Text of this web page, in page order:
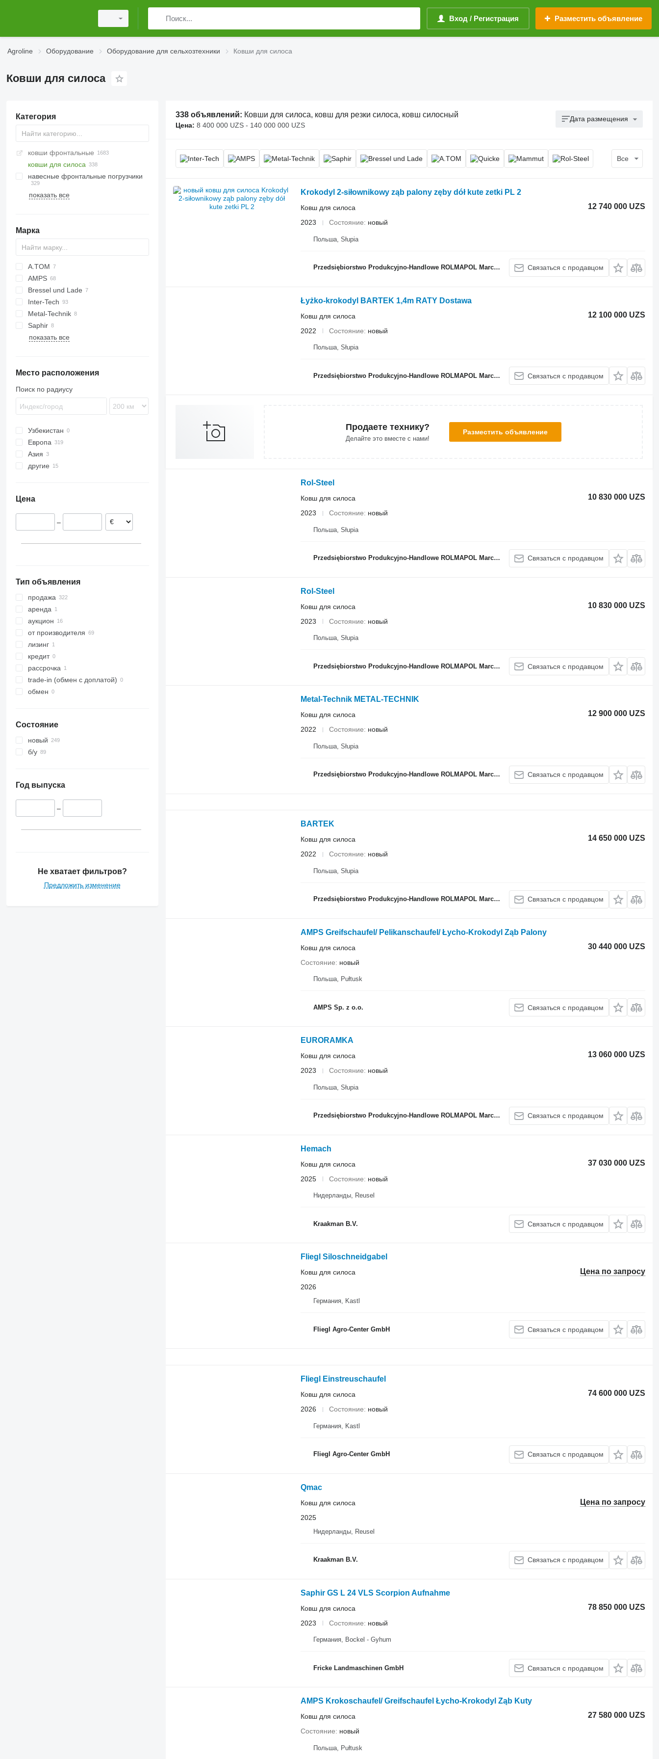
Вход / Регистрация Разместить объявление
Agroline Оборудование Оборудование для сельхозтехники Ковши для силоса
Ковши для силоса
Категория
ковши фронтальные
ковши для силоса
навесные фронтальные погрузчики
показать все
Марка
A.TOM
AMPS
AZ
Bressel und Lade
CK
Scorpion
Inter-Tech
437
Metal-Technik
Saphir
L-series
показать все
Место расположения
Поиск по радиусу
Узбекистан
Европа
Германия
Норвегия
Венгрия
Азия
Турция
другие
Цена
–
Тип объявления
продажа
аренда
аукцион
от производителя
лизинг
кредит
рассрочка
trade-in (обмен с доплатой)
обмен
Состояние
новый
б/у
Год выпуска
–
Не хватает фильтров?
Предложить изменение
338 объявлений: Ковши для силоса, ковш для резки силоса, ковш силосный
Цена: 8 400 000 UZS - 140 000 000 UZS
Дата размещения
Все
Krokodyl 2-siłownikowy ząb palony zęby dół kute zetki PL 2
12 740 000 UZS
Ковш для силоса
2023
Состояние новый
Польша, Słupia
Przedsiębiorstwo Produkcyjno-Handlowe ROLMAPOL Marcin Dziekan Связаться с продавцом
Łyżko-krokodyl BARTEK 1,4m RATY Dostawa
12 100 000 UZS
Ковш для силоса
2022
Состояние новый
Польша, Słupia
Przedsiębiorstwo Produkcyjno-Handlowe ROLMAPOL Marcin Dziekan Связаться с продавцом
Продаете технику?
Делайте это вместе с нами!
Разместить объявление
Rol-Steel
10 830 000 UZS
Ковш для силоса
2023
Состояние новый
Польша, Słupia
Przedsiębiorstwo Produkcyjno-Handlowe ROLMAPOL Marcin Dziekan Связаться с продавцом
Rol-Steel
10 830 000 UZS
Ковш для силоса
2023
Состояние новый
Польша, Słupia
Przedsiębiorstwo Produkcyjno-Handlowe ROLMAPOL Marcin Dziekan Связаться с продавцом
Metal-Technik METAL-TECHNIK
12 900 000 UZS
Ковш для силоса
2022
Состояние новый
Польша, Słupia
Przedsiębiorstwo Produkcyjno-Handlowe ROLMAPOL Marcin Dziekan Связаться с продавцом
BARTEK
14 650 000 UZS
Ковш для силоса
2022
Состояние новый
Польша, Słupia
Przedsiębiorstwo Produkcyjno-Handlowe ROLMAPOL Marcin Dziekan Связаться с продавцом
AMPS Greifschaufel/ Pelikanschaufel/ Łycho-Krokodyl Ząb Palony
30 440 000 UZS
Ковш для силоса
Состояние
новый
Польша, Pułtusk
AMPS Sp. z o.o. Связаться с продавцом
EURORAMKA
13 060 000 UZS
Ковш для силоса
2023
Состояние новый
Польша, Słupia
Przedsiębiorstwo Produkcyjno-Handlowe ROLMAPOL Marcin Dziekan Связаться с продавцом
Hemach
37 030 000 UZS
Ковш для силоса
2025
Состояние новый
Нидерланды, Reusel
Kraakman B.V. Связаться с продавцом
Fliegl Siloschneidgabel
Цена по запросу
Ковш для силоса
2026
Германия, Kastl
Fliegl Agro-Center GmbH Связаться с продавцом
Fliegl Einstreuschaufel
74 600 000 UZS
Ковш для силоса
2026
Состояние новый
Германия, Kastl
Fliegl Agro-Center GmbH Связаться с продавцом
Qmac
Цена по запросу
Ковш для силоса
2025
Нидерланды, Reusel
Kraakman B.V. Связаться с продавцом
Saphir GS L 24 VLS Scorpion Aufnahme
78 850 000 UZS
Ковш для силоса
2023
Состояние новый
Германия, Bockel - Gyhum
Fricke Landmaschinen GmbH Связаться с продавцом
AMPS Krokoschaufel/ Greifschaufel Łycho-Krokodyl Ząb Kuty
27 580 000 UZS
Ковш для силоса
Состояние
новый
Польша, Pułtusk